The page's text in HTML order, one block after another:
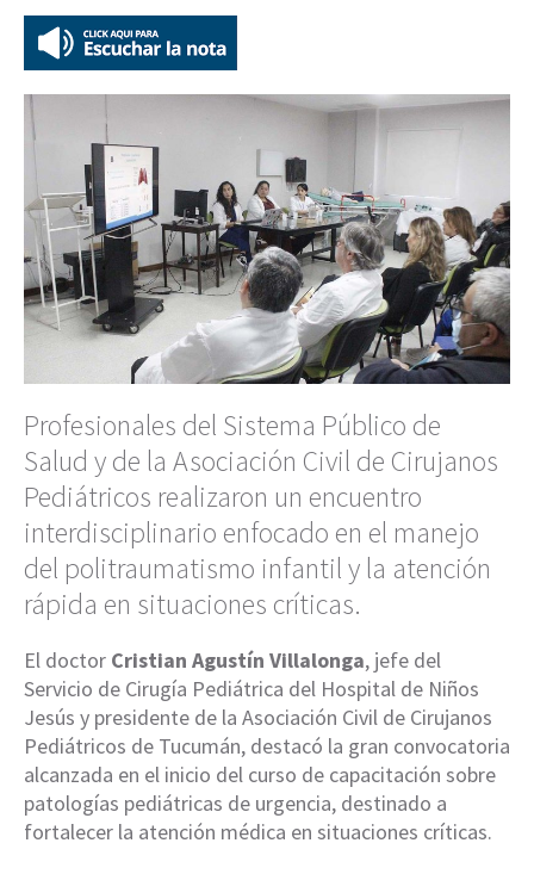
Profesionales del Sistema Público de
Salud y de la Asociación Civil de Cirujanos
Pediátricos realizaron un encuentro
interdisciplinario enfocado en el manejo
del politraumatismo infantil y la atención
rápida en situaciones críticas.
El doctor Cristian Agustín Villalonga, jefe del
Servicio de Cirugía Pediátrica del Hospital de Niños
Jesús y presidente de la Asociación Civil de Cirujanos
Pediátricos de Tucumán, destacó la gran convocatoria
alcanzada en el inicio del curso de capacitación sobre
patologías pediátricas de urgencia, destinado a
fortalecer la atención médica en situaciones críticas.